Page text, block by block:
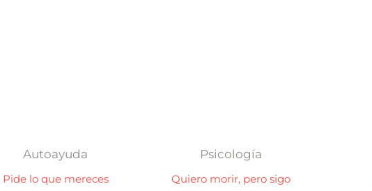
Autoayuda
Pide lo que mereces
Psicología
Quiero morir, pero sigo